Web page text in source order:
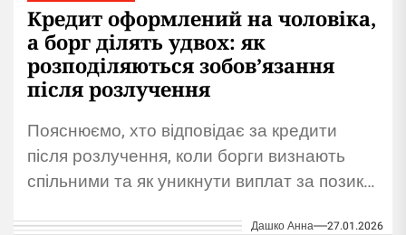
Кредит оформлений на чоловіка,
а борг ділять удвох: як
розподіляються зобов’язання
після розлучення
Пояснюємо, хто відповідає за кредити
після розлучення, коли борги визнають
спільними та як уникнути виплат за позику
Дашко Анна 27.01.2026